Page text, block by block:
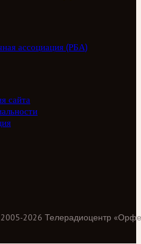
ассоциация (РБА)
сайта
2005-2026 Телерадиоцентр